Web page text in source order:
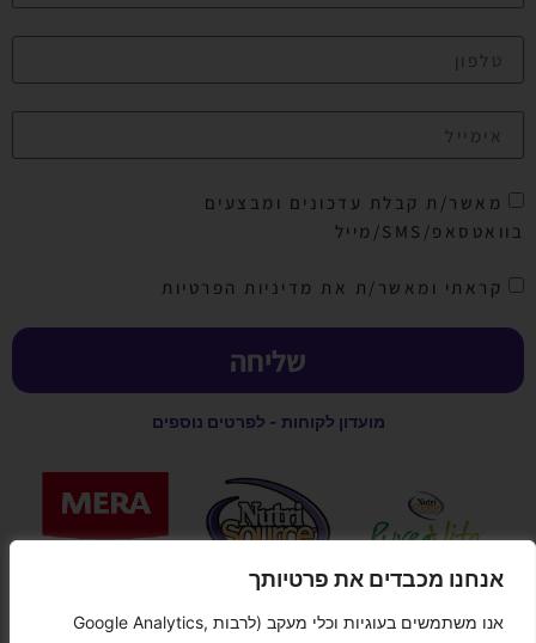
אנחנו מכבדים את פרטיותך
אנו משתמשים בעוגיות וכלי מעקב (לרבות Google Analytics,
מאשר/ת קבלת עדכונים ומבצעים
בוואטסאפ/SMS/מייל
קראתי ומאשר/ת את מדיניות הפרטיות
שליחה
מועדון לקוחות - לפרטים נוספים